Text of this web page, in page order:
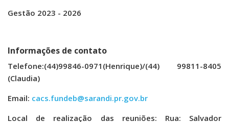
Gestão 2023 - 2026
Informações de contato
Telefone:(44)99846-0971(Henrique)/(44) 99811-8405
(Claudia)
Email: cacs.fundeb@sarandi.pr.gov.br
Local de realização das reuniões: Rua: Salvador